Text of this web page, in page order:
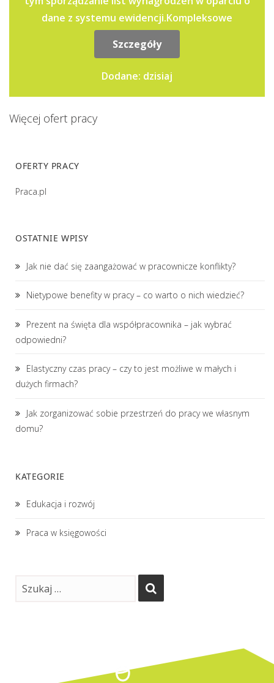
dane z systemu ewidencji.Kompleksowe
zarządzanie teczkami...
Szczegóły
Dodane: dzisiaj
Więcej ofert pracy
OFERTY PRACY
Praca.pl
OSTATNIE WPISY
Jak nie dać się zaangażować w pracownicze konflikty?
Nietypowe benefity w pracy – co warto o nich wiedzieć?
Prezent na święta dla współpracownika – jak wybrać
odpowiedni?
Elastyczny czas pracy – czy to jest możliwe w małych i
dużych firmach?
Jak zorganizować sobie przestrzeń do pracy we własnym
domu?
KATEGORIE
Edukacja i rozwój
Praca w księgowości